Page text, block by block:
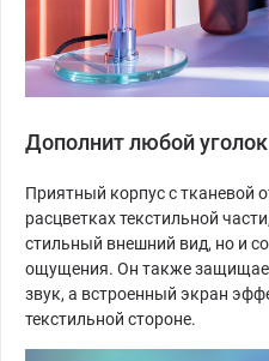
Дополнит любой
Приятный корпус с тканевой
расцветках текстильной
стильный внешний вид, но и
ощущения. Он также
звук, а встроенный экран
текстильной стороне.